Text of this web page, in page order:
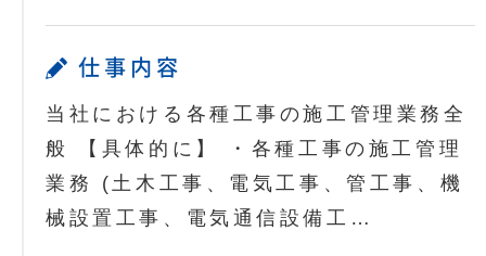
仕事内容
当社における各種工事の施工管理業務全
般 【具体的に】 ・各種工事の施工管理
業務 (土木工事、電気工事、管工事、機
械設置工事、電気通信設備工…